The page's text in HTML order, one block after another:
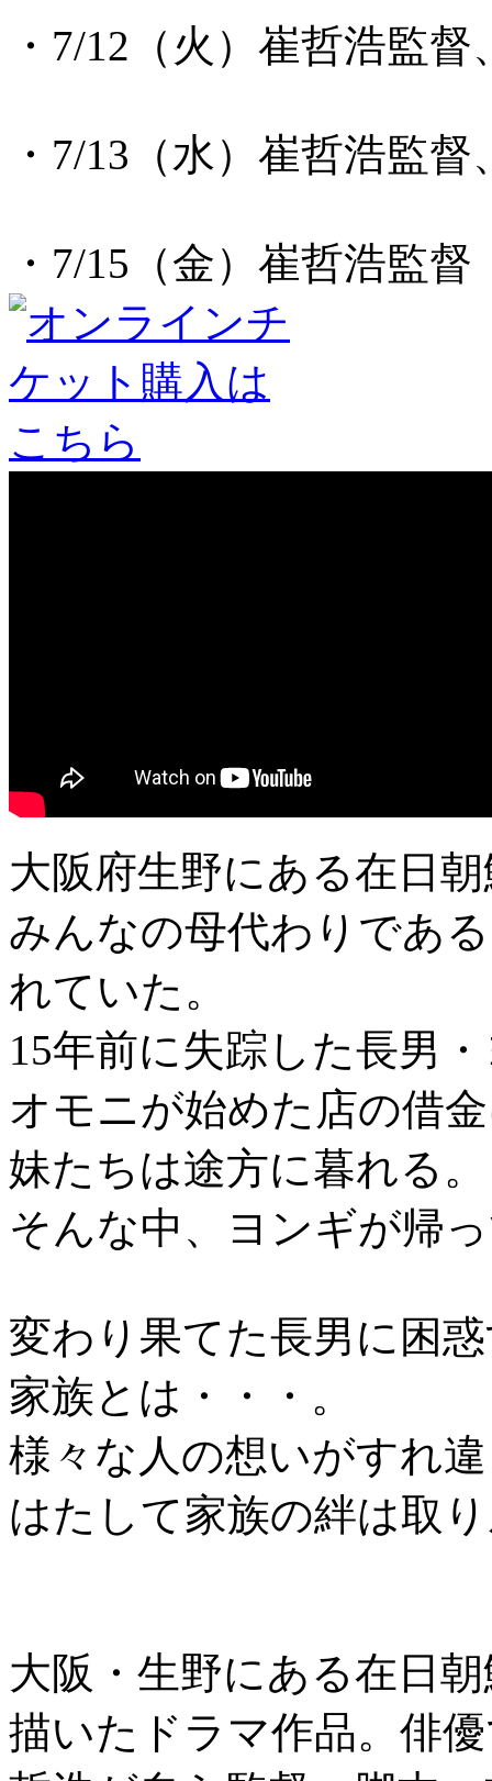
・7/12（火）崔哲浩監
・7/13（水）崔哲浩監
・7/15（金）崔哲浩監督
大阪府生野にある在日
みんなの母代わりであ
れていた。
15年前に失踪した長男
オモニが始めた店の借
妹たちは途方に暮れる。
そんな中、ヨンギが帰
変わり果てた長男に困
家族とは・・・。
様々な人の想いがすれ
はたして家族の絆は取
大阪・生野にある在日
描いたドラマ作品。俳